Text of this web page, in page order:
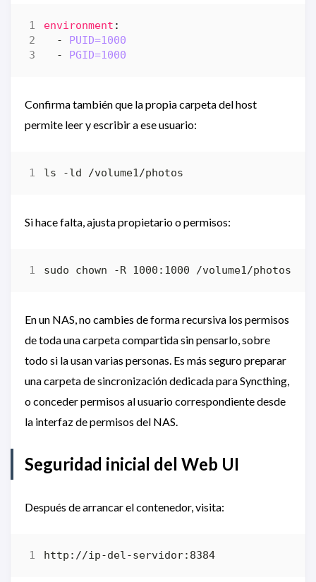
environment :
- PUID=1000
- PGID=1000
Confirma también que la propia carpeta del host
permite leer y escribir a ese usuario:
Si hace falta, ajusta propietario o permisos:
En un NAS, no cambies de forma recursiva los permisos
de toda una carpeta compartida sin pensarlo, sobre
todo si la usan varias personas. Es más seguro preparar
una carpeta de sincronización dedicada para Syncthing,
o conceder permisos al usuario correspondiente desde
la interfaz de permisos del NAS.
Seguridad inicial del Web UI
Después de arrancar el contenedor, visita: